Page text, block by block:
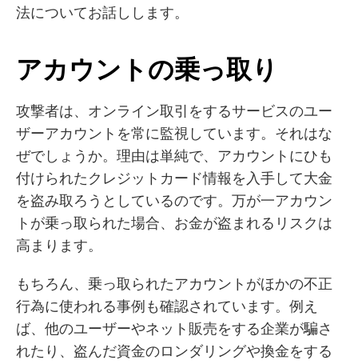
法についてお話しします。
アカウントの乗っ取り
攻撃者は、オンライン取引をするサービスのユー
ザーアカウントを常に監視しています。それはな
ぜでしょうか。理由は単純で、アカウントにひも
付けられたクレジットカード情報を入手して大金
を盗み取ろうとしているのです。万が一アカウン
トが乗っ取られた場合、お金が盗まれるリスクは
高まります。
もちろん、乗っ取られたアカウントがほかの不正
行為に使われる事例も確認されています。例え
ば、他のユーザーやネット販売をする企業が騙さ
れたり、盗んだ資金のロンダリングや換金をする